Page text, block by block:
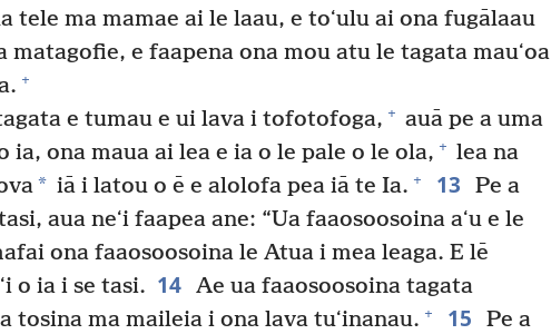
tele ma mamae ai le laau, e toʻulu ai ona fugālaau
matagofie, e faapena ona mou atu le tagata mauʻoa
+
e tumau e ui lava i tofotofoga, + auā pe a uma
ona maua ai lea e ia o le pale o le ola, + lea na
* iā i latou o ē e alolofa pea iā te Ia. + 13
Pe a
aua neʻi faapea ane: “Ua faaosoosoina aʻu e le
ona faaosoosoina le Atua i mea leaga. E lē
o ia i se tasi. 14 Ae ua faaosoosoina tagata
tosina ma maileia i ona lava tuʻinanau. + 15
Pe a